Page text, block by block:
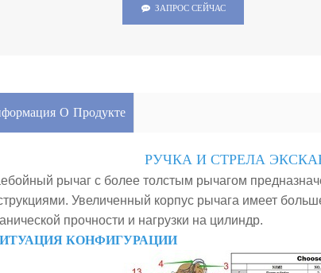
ЗАПРОС СЕЙЧАС
О Продукте
РУЧКА И СТРЕЛА
рычаг с более толстым рычагом
Увеличенный корпус рычага имеет
прочности и нагрузки на цилиндр.
КОНФИГУРАЦИИ